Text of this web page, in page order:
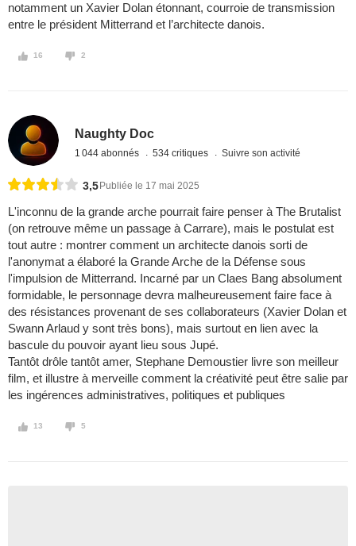
notamment un Xavier Dolan étonnant, courroie de transmission
entre le président Mitterrand et l’architecte danois.
16 2
Naughty Doc
1 044 abonnés 534 critiques Suivre son activité
3,5 Publiée le 17 mai 2025
L'inconnu de la grande arche pourrait faire penser à The Brutalist
(on retrouve même un passage à Carrare), mais le postulat est
tout autre : montrer comment un architecte danois sorti de
l'anonymat a élaboré la Grande Arche de la Défense sous
l'impulsion de Mitterrand. Incarné par un Claes Bang absolument
formidable, le personnage devra malheureusement faire face à
des résistances provenant de ses collaborateurs (Xavier Dolan et
Swann Arlaud y sont très bons), mais surtout en lien avec la
bascule du pouvoir ayant lieu sous Jupé.
Tantôt drôle tantôt amer, Stephane Demoustier livre son meilleur
film, et illustre à merveille comment la créativité peut être salie par
les ingérences administratives, politiques et publiques
13 5